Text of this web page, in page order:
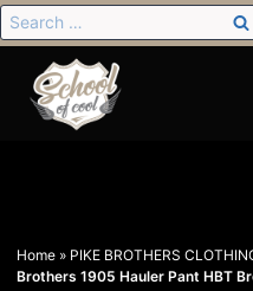
Home » PIKE BROTHERS
Brothers 1905 Hauler Pant HBT